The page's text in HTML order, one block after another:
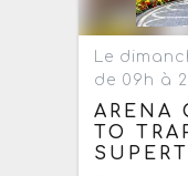
Le
de 09h à
ARENA
TO